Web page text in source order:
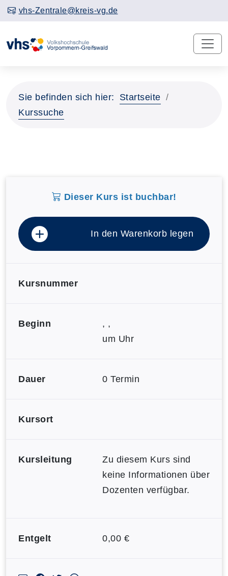
vhs-Zentrale@kreis-vg.de
Sie befinden sich hier:
Startseite
Kurssuche
Dieser Kurs ist buchbar!
In den Warenkorb legen
Kursnummer
Beginn
, ,
um Uhr
Dauer 0 Termin
Kursort
Kursleitung
Zu diesem Kurs sind
keine Informationen über
Dozenten verfügbar.
Entgelt 0,00 €